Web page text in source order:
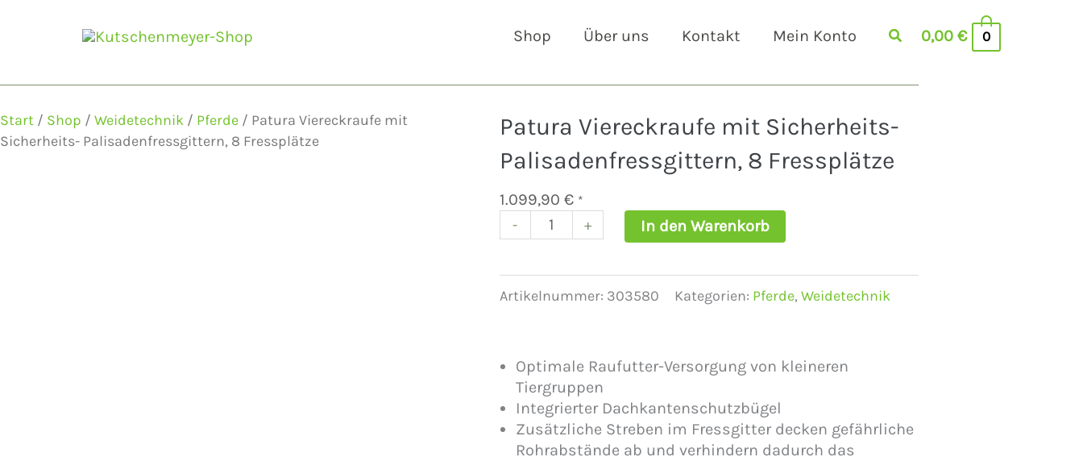
Shop Über uns Kontakt Mein Konto 0,00 € 0
Start / Shop / Weidetechnik / Pferde / Patura Viereckraufe mit
Sicherheits- Palisadenfressgittern, 8 Fressplätze
Patura Viereckraufe mit Sicherheits-
Palisadenfressgittern, 8 Fressplätze
1.099,90 € *
-
Patura
mit
Sicherheits-
Fressplätze
Menge
+ In den Warenkorb
Artikelnummer: 303580 Kategorien: Pferde, Weidetechnik
Optimale Raufutter-Versorgung von kleineren
Tiergruppen
Integrierter Dachkantenschutzbügel
Zusätzliche Streben im Fressgitter decken gefährliche
Rohrabstände ab und verhindern dadurch das